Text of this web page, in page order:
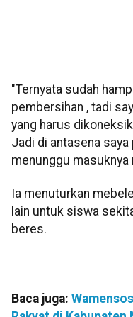
"Ternyata sudah
pembersihan , tadi
yang harus
Jadi di antasena
menunggu masuknya
Ia menuturkan
lain untuk siswa
beres.
Baca juga: